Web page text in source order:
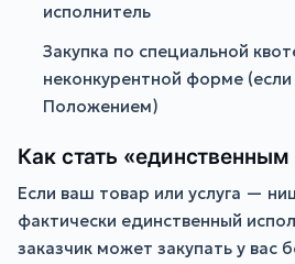
исполнитель
Закупка по специальной
неконкурентной форме
Положением)
Как стать
Если ваш товар или услуга —
фактически единственный
заказчик может закупать у вас